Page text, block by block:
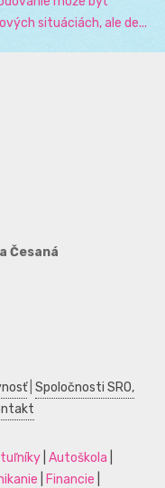
situáciách, ale de...
Česaná
| Spoločnosti SRO,
Autoškola
Financie